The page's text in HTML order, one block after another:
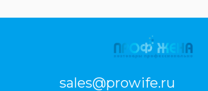
sales@prowife.ru